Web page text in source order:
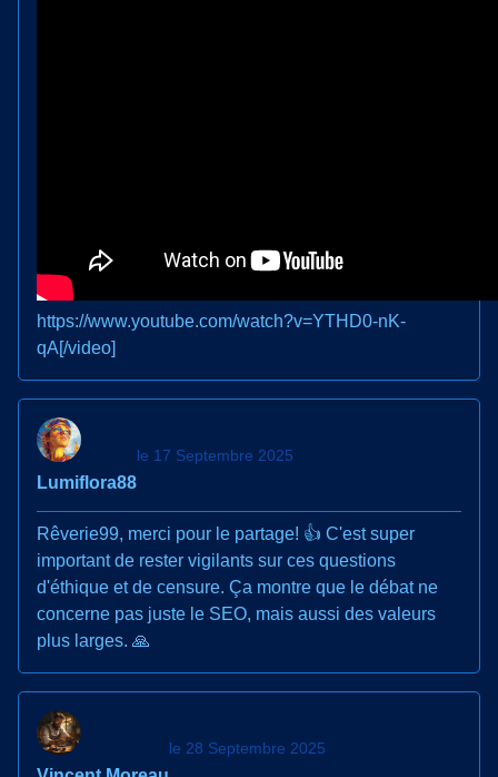
https://www.youtube.com/watch?v=YTHD0-nK-
qA[/video]
Lumiflora88
le 17 Septembre 2025
Rêverie99, merci pour le partage! 👍 C'est super
important de rester vigilants sur ces questions
d'éthique et de censure. Ça montre que le débat ne
concerne pas juste le SEO, mais aussi des valeurs
plus larges. 🙏
le 28 Septembre 2025